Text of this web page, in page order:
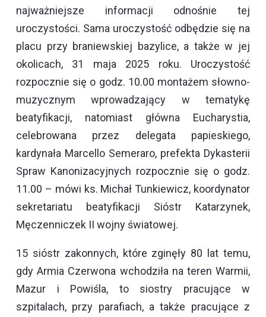
najważniejsze informacji odnośnie tej
uroczystości. Sama uroczystość odbędzie się na
placu przy braniewskiej bazylice, a także w jej
okolicach, 31 maja 2025 roku. Uroczystość
rozpocznie się o godz. 10.00 montażem słowno-
muzycznym wprowadzający w tematykę
beatyfikacji, natomiast główna Eucharystia,
celebrowana przez delegata papieskiego,
kardynała Marcello Semeraro, prefekta Dykasterii
Spraw Kanonizacyjnych rozpocznie się o godz.
11.00 – mówi ks. Michał Tunkiewicz, koordynator
sekretariatu beatyfikacji Sióstr Katarzynek,
Męczenniczek II wojny światowej.
15 sióstr zakonnych, które zginęły 80 lat temu,
gdy Armia Czerwona wchodziła na teren Warmii,
Mazur i Powiśla, to siostry pracujące w
szpitalach, przy parafiach, a także pracujące z